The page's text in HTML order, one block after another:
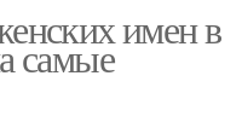
имен в
самые